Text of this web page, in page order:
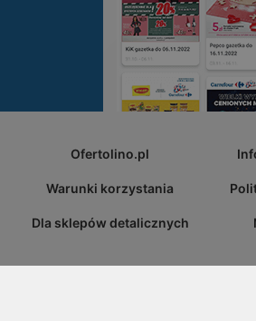
Ofertolino.pl
Warunki korzystania
Dla sklepów detalicznych